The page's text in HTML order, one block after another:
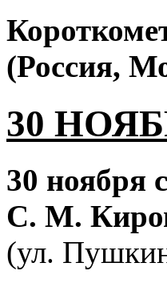
(Россия,
30
30 ноября
С. М.
(ул.